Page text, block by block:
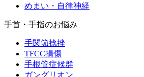
めまい・自律神経
手首・手指のお悩み
手関節捻挫
TFCC損傷
手根管症候群
ガングリオン